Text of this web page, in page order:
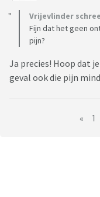
Vrijevlinder
Fijn dat het geen
pijn?
Ja precies! Hoop dat
geval ook die pijn
« 1